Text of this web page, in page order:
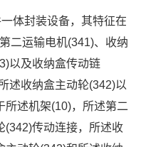
体封装设备，其特征在
二运输电机(341)、收纳
以及收纳盒传动链
述收纳盒主动轮(342)以
所述机架(10)，所述第二
(342)传动连接，所述收